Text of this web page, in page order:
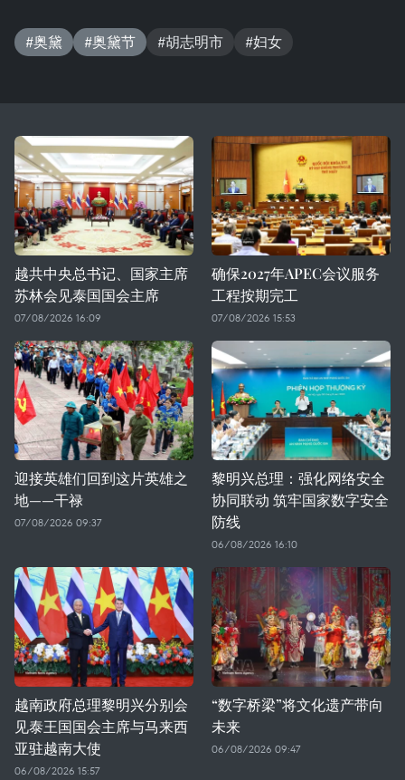
#奥黛 #奥黛节 #胡志明市 #妇女
越共中央总书记、国家主席
苏林会见泰国国会主席
07/08/2026 16:09
确保2027年APEC会议服务
工程按期完工
07/08/2026 15:53
迎接英雄们回到这片英雄之
地——干禄
07/08/2026 09:37
黎明兴总理：强化网络安全
协同联动 筑牢国家数字安全
防线
06/08/2026 16:10
越南政府总理黎明兴分别会
见泰王国国会主席与马来西
亚驻越南大使
06/08/2026 15:57
“数字桥梁”将文化遗产带向
未来
06/08/2026 09:47